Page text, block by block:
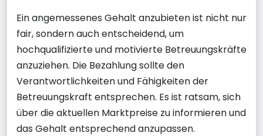
Ein angemessenes Gehalt anzubieten ist nicht nur
fair, sondern auch entscheidend, um
hochqualifizierte und motivierte Betreuungskräfte
anzuziehen. Die Bezahlung sollte den
Verantwortlichkeiten und Fähigkeiten der
Betreuungskraft entsprechen. Es ist ratsam, sich
über die aktuellen Marktpreise zu informieren und
das Gehalt entsprechend anzupassen.